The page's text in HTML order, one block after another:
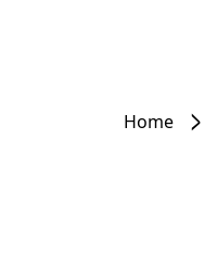
Home